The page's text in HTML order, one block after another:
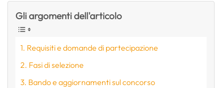
Gli argomenti dell'articolo
Requisiti e domande di partecipazione
Fasi di selezione
Bando e aggiornamenti sul concorso